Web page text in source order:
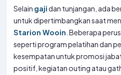
Selain gajidan tunjangan, ada
untuk dipertimbangkan saat
Starion Wooin . Beberapa
seperti program pelatihan dan
kesempatan untuk promosi
positif, kegiatan outing atau